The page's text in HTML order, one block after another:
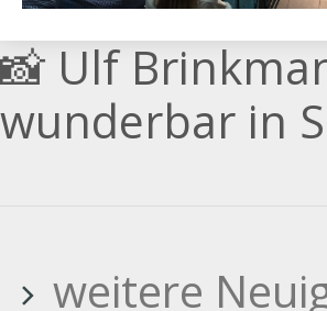
📸 Ulf
wunderbar in
weitere